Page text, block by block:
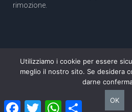
rimozione.
Copyright 2003 com.unica - Tutti i diritti
Aut. Tribunale di Roma N. 466/2003
Direttore responsabile: Pino Pelloni
FacebookTwitter WhatsAppCondividi
Utilizziamo i cookie per essere
meglio il nostro sito. Se desidera
darne
OK